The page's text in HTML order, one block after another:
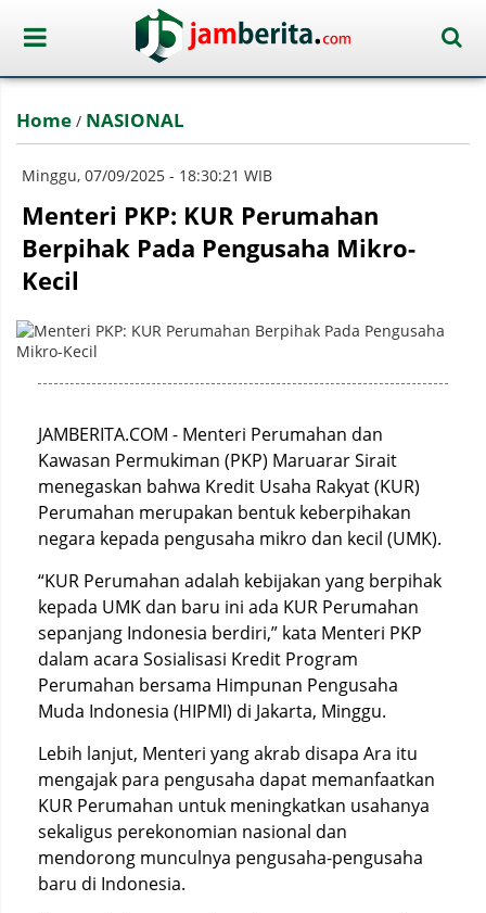
Home / NASIONAL
Minggu, 07/09/2025 - 18:30:21 WIB
Menteri PKP: KUR Perumahan
Berpihak Pada Pengusaha Mikro-
Kecil
JAMBERITA.COM - Menteri Perumahan dan
Kawasan Permukiman (PKP) Maruarar Sirait
menegaskan bahwa Kredit Usaha Rakyat (KUR)
Perumahan merupakan bentuk keberpihakan
negara kepada pengusaha mikro dan kecil (UMK).
“KUR Perumahan adalah kebijakan yang berpihak
kepada UMK dan baru ini ada KUR Perumahan
sepanjang Indonesia berdiri,” kata Menteri PKP
dalam acara Sosialisasi Kredit Program
Perumahan bersama Himpunan Pengusaha
Muda Indonesia (HIPMI) di Jakarta, Minggu.
Lebih lanjut, Menteri yang akrab disapa Ara itu
mengajak para pengusaha dapat memanfaatkan
KUR Perumahan untuk meningkatkan usahanya
sekaligus perekonomian nasional dan
mendorong munculnya pengusaha-pengusaha
baru di Indonesia.